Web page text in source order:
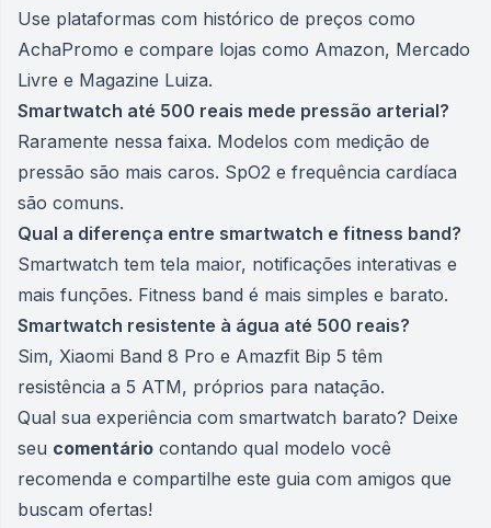
Use plataformas com histórico de preços como
AchaPromo e compare lojas como Amazon, Mercado
Livre e Magazine Luiza.
Smartwatch até 500 reais mede pressão arterial?
Raramente nessa faixa. Modelos com medição de
pressão são mais caros. SpO2 e frequência cardíaca
são comuns.
Qual a diferença entre smartwatch e fitness band?
Smartwatch tem tela maior, notificações interativas e
mais funções. Fitness band é mais simples e barato.
Smartwatch resistente à água até 500 reais?
Sim, Xiaomi Band 8 Pro e Amazfit Bip 5 têm
resistência a 5 ATM, próprios para natação.
Qual sua experiência com smartwatch barato? Deixe
seu comentário contando qual modelo você
recomenda e compartilhe este guia com amigos que
buscam ofertas!